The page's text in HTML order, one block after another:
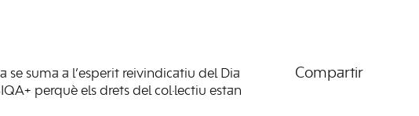
se suma a l’esperit reivindicatiu del Dia
perquè els drets del col·lectiu estan
Compartir